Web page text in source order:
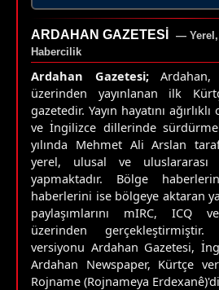
ARDAHAN GAZETESI
— Yerel,
Habercilik
Ardahan Gazetesi;Ardahan,
üzerinden yayınlanan ilk
gazetedir. Yayın hayatını
ve İngilizce dillerinde
yılında Mehmet Ali Arslan
yerel, ulusal ve uluslararası
yapmaktadır. Bölge
haberlerini ise bölgeye aktaran
paylaşımlarını mIRC, ICQ
üzerinden
versiyonu Ardahan Gazetesi,
Ardahan Newspaper, Kürtçe
Rojname (Rojnameya